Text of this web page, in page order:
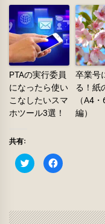
PTAの実行委員
になったら使い
こなしたいスマ
ホツール3選！
卒業号
る！紙
（A4
編）
共有:
ク
リ
で
共
Facebook
で
は
ク